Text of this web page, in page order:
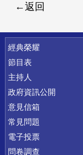
返回
快速連結
經典榮耀
節目表
主持人
政府資訊公開
意見信箱
常見問題
電子投票
問卷調查